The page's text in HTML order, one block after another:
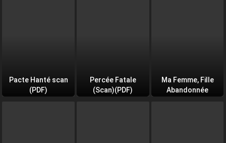
Pacte Hanté scan
(PDF)
Percée Fatale
(Scan)(PDF)
Ma Femme, Fille
Abandonnée